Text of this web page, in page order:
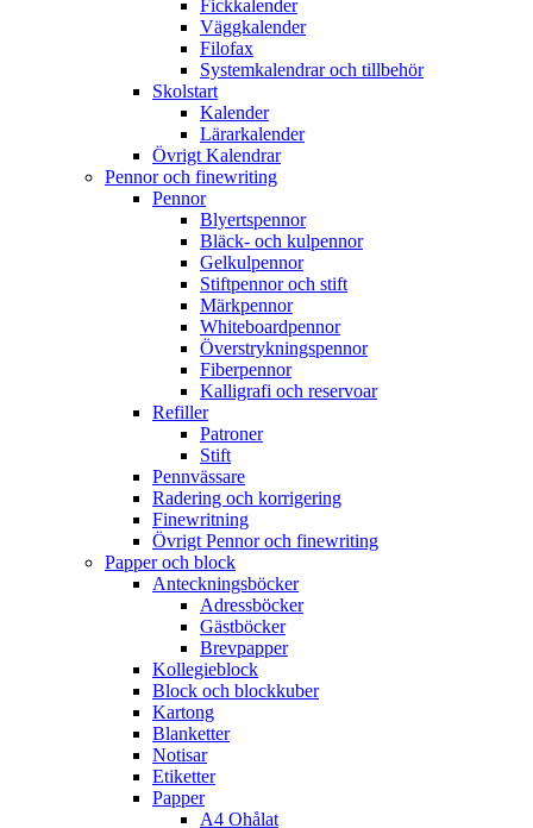
Fickkalender
Väggkalender
Filofax
Systemkalendrar och tillbehör
Skolstart
Kalender
Lärarkalender
Övrigt Kalendrar
Pennor och finewriting
Pennor
Blyertspennor
Bläck- och kulpennor
Gelkulpennor
Stiftpennor och stift
Märkpennor
Whiteboardpennor
Överstrykningspennor
Fiberpennor
Kalligrafi och reservoar
Refiller
Patroner
Stift
Pennvässare
Radering och korrigering
Finewritning
Övrigt Pennor och finewriting
Papper och block
Anteckningsböcker
Adressböcker
Gästböcker
Brevpapper
Kollegieblock
Block och blockkuber
Kartong
Blanketter
Notisar
Etiketter
Papper
A4 Ohålat